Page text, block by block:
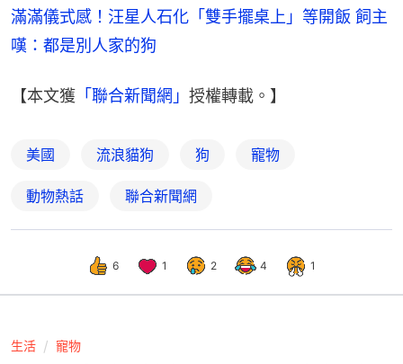
滿滿儀式感！汪星人石化「雙手擺桌上」等開飯 飼主
嘆：都是別人家的狗
【本文獲 「聯合新聞網」 授權轉載。】
美國 流浪貓狗 狗 寵物
動物熱話 聯合新聞網
6 1 2 4 1
生活 寵物